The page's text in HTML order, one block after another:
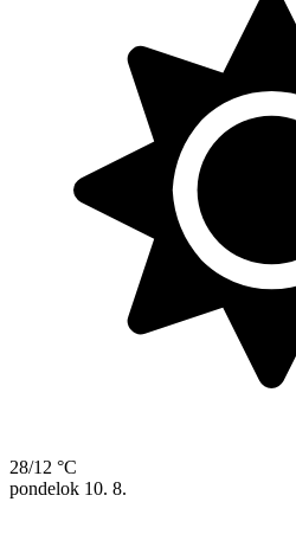
28/12 °C
pondelok 10. 8.